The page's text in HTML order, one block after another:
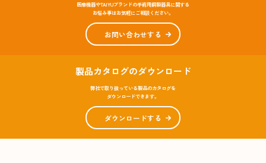
医療機器やTAIYUブランドの手術用鋼製器具に関する
お悩み事はお気軽にご相談ください。
お問い合わせする
製品カタログのダウンロード
弊社で取り扱っている製品のカタログを
ダウンロードできます。
ダウンロードする